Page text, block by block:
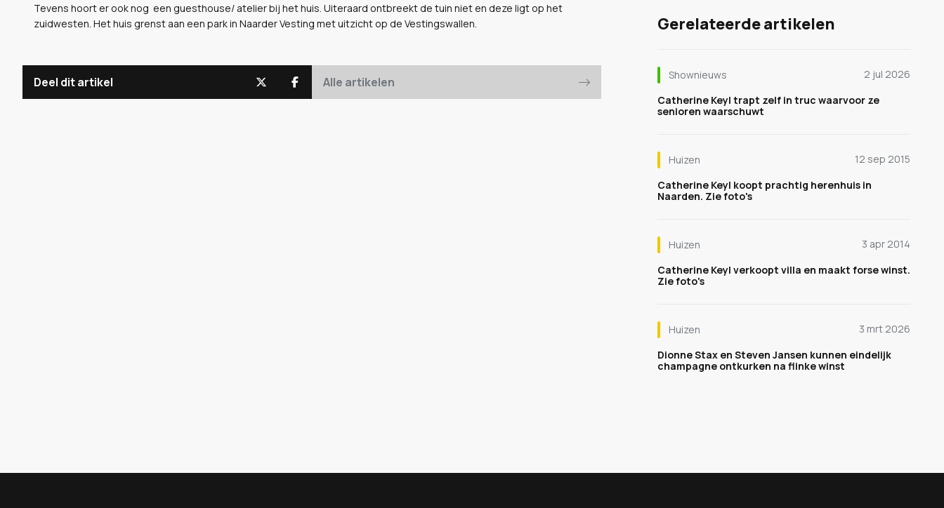
Tevens hoort er ook nog een guesthouse/ atelier bij het huis. Uiteraard ontbreekt de tuin niet en deze ligt op het
zuidwesten. Het huis grenst aan een park in Naarder Vesting met uitzicht op de Vestingswallen.
Deel dit artikel Alle artikelen
Gerelateerde artikelen
Shownieuws
2 jul 2026
Catherine Keyl trapt zelf in truc waarvoor ze
senioren waarschuwt
Huizen
12 sep 2015
Catherine Keyl koopt prachtig herenhuis in
Naarden. Zie foto's
Huizen
3 apr 2014
Catherine Keyl verkoopt villa en maakt forse winst.
Zie foto's
Huizen
3 mrt 2026
Dionne Stax en Steven Jansen kunnen eindelijk
champagne ontkurken na flinke winst